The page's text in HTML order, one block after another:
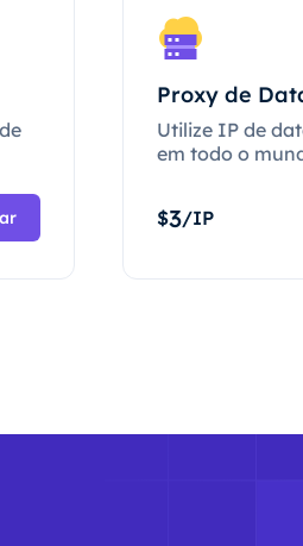
Proxy de
Utilize IP de
em todo o
$3/IP